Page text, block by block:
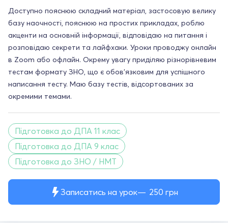
Записатись на урок 250 грн
Доступно пояснюю складний матеріал, застосовую велику
базу наочності, пояснюю на простих прикладах, роблю
акценти на основній інформації, відповідаю на питання і
розповідаю секрети та лайфхаки. Уроки проводжу онлайн
в Zoom або офлайн. Окрему увагу приділяю різнорівневим
тестам формату ЗНО, що є обов'язковим для успішного
написання тесту. Маю базу тестів, відсортованих за
окремими темами.
Підготовка до ДПА 11 клас
Підготовка до ДПА 9 клас
Підготовка до ЗНО / НМТ